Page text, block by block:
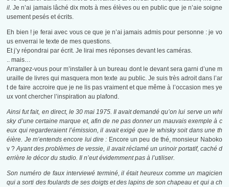
il.Je n’ai jamais lâché dix mots à mes élèves ou en public que je n’aie soigne
usement pesés et écrits.
Eh bien ! je ferai avec vous ce que je n’ai jamais admis pour personne : je vo
us enverrai le texte de mes questions.
Et j’y répondrai par écrit. Je lirai mes réponses devant les caméras.
.. mais…
Arrangez-vous pour m’installer à un bureau dont le devant sera garni d’une m
uraille de livres qui masquera mon texte au public. Je suis très adroit dans l’ar
t de faire accroire que je ne lis pas vraiment et que même à l’occasion mes ye
ux vont chercher l’inspiration au plafond.
Ainsi fut fait, en direct, le 30 mai 1975. Il avait demandé qu’on lui serve un whi
sky d’une certaine marque et, afin de ne pas donner un mauvais exemple à c
eux qui regarderaient l’émission, il avait exigé que le whisky soit dans une th
éière. Je m’entends encore lui dire : Encore un peu de thé, monsieur Naboko
v ?Ayant des problèmes de vessie, il avait réclamé un urinoir portatif, caché d
errière le décor du studio. Il n’eut évidemment pas à l’utiliser.
Son numéro de faux interviewé terminé, il était heureux comme un magicien
qui a sorti des foulards de ses doigts et des lapins de son chapeau et qui a ch